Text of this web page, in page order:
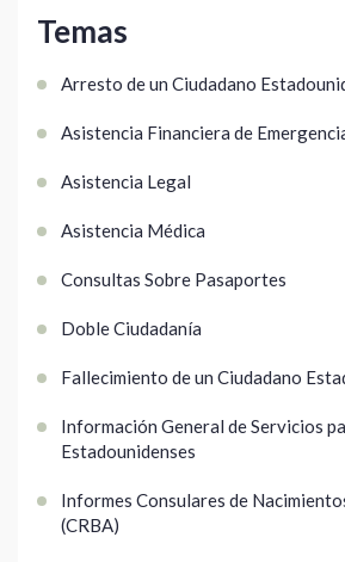
Temas
Arresto de un Ciudadano
Asistencia Financiera de
Asistencia Legal
Asistencia Médica
Consultas Sobre Pasaportes
Doble Ciudadanía
Fallecimiento de un Ciudadano
Información General de Servicios
Estadounidenses
Informes Consulares de
(CRBA)